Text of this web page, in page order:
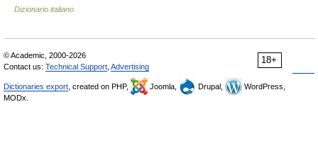
Dizionario italiano
18+
© Academic, 2000-2026
Contact us: Technical Support Advertising
Dictionaries export , created on PHP, Joomla, Drupal,
WordPress,
MODx.